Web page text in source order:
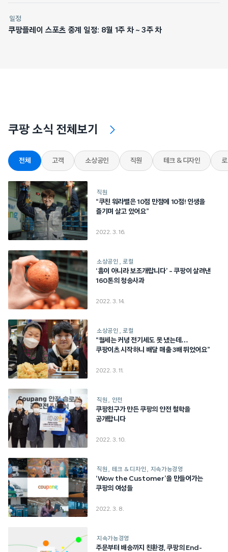
일정
쿠팡플레이 스포츠 중계 일정: 8월 1주 차 ~ 3주 차
쿠팡 소식 전체보기
전체 고객 소상공인 직원 테크 & 디자인
직원
“쿠친 워라밸은 10점 만점에 10점! 인생을
즐기며 살고 있어요”
2022. 3. 16.
소상공인 로컬
‘흠이 아니라 보조개랍니다’ – 쿠팡이 살려낸
160톤의 청송사과
2022. 3. 14.
소상공인 로컬
“월세는 커녕 전기세도 못 냈는데…
쿠팡이츠 시작하니 배달 매출 3배 뛰었어요”
2022. 3. 11.
직원 안전
쿠팡친구가 만든 쿠팡의 안전 철학을
공개합니다
2022. 3. 10.
직원 테크 & 디자인 지속가능경영
‘Wow the Customer’을 만들어가는
쿠팡의 여성들
2022. 3. 8.
지속가능경영
주문부터 배송까지 친환경, 쿠팡의 End-